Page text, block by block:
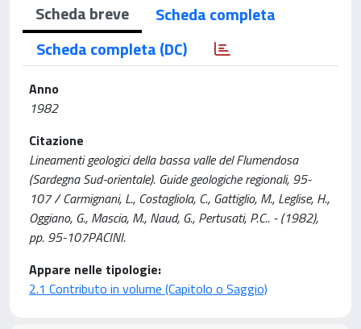
Scheda breve
Scheda completa
Scheda completa (DC)
Anno
1982
Citazione
Lineamenti geologici della bassa valle del Flumendosa
(Sardegna Sud-orientale). Guide geologiche regionali, 95-
107 / Carmignani, L., Costagliola, C., Gattiglio, M., Leglise, H.,
Oggiano, G., Mascia, M., Naud, G., Pertusati, P.C.. - (1982),
pp. 95-107PACINI.
Appare nelle tipologie:
2.1 Contributo in volume (Capitolo o Saggio)